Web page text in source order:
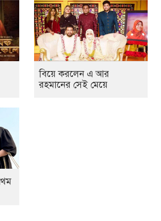
বিয়ে করলেন এ আর
রহমানের সেই মেয়ে